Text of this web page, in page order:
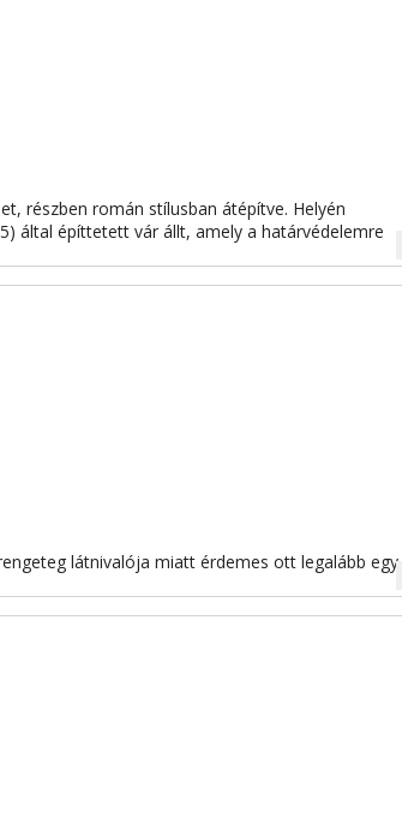
részben román stílusban átépítve. Helyén
által építtetett vár állt, amely a határvédelemre
látnivalója miatt érdemes ott legalább egy